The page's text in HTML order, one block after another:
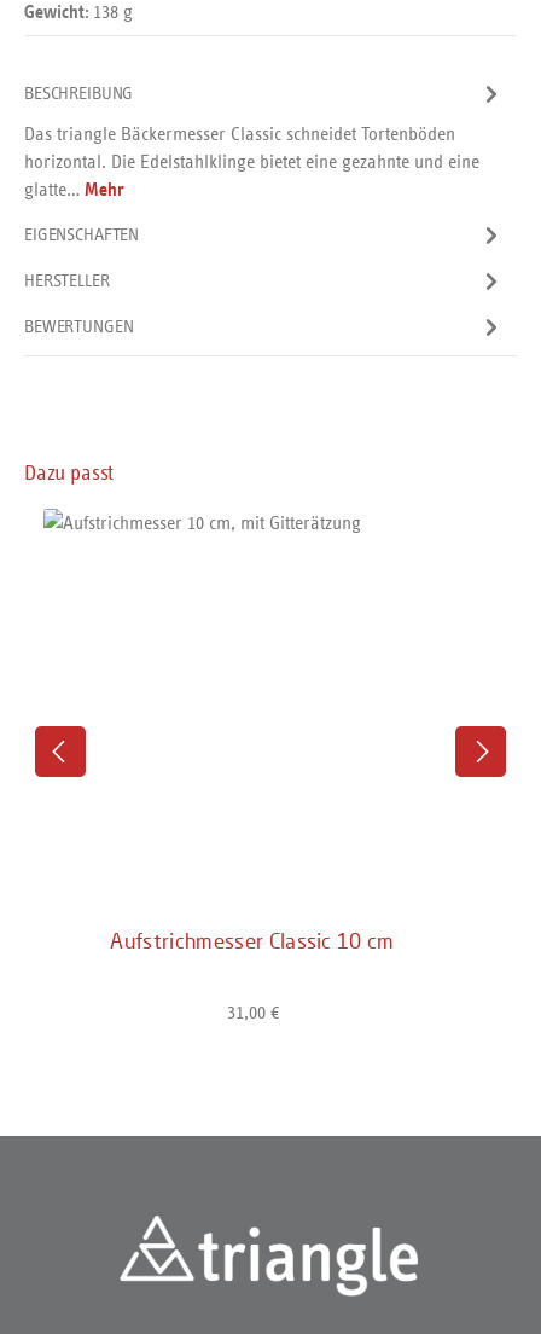
Gewicht: 138 g
BESCHREIBUNG
Das triangle Bäckermesser Classic schneidet Tortenböden
horizontal. Die Edelstahlklinge bietet eine gezahnte und eine
glatte… Mehr
EIGENSCHAFTEN
HERSTELLER
BEWERTUNGEN
Produktgalerie überspringen
Dazu passt
Aufstrichmesser Classic 10 cm
Regulärer Preis:
31,00 €